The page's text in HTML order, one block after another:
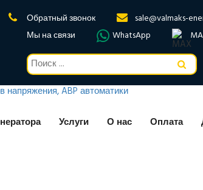
Обратный звонок
sale@valmaks-
Мы на связи
WhatsApp
Услуги О нас Оплата